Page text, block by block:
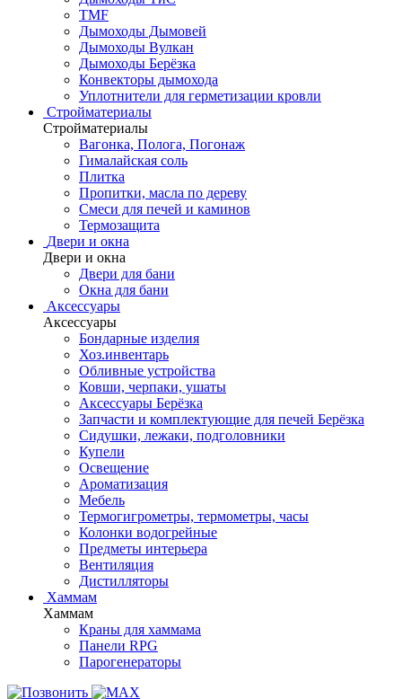
TMF
Дымоходы Дымовей
Дымоходы Вулкан
Дымоходы Берёзка
Конвекторы дымохода
Уплотнители для герметизации кровли
Стройматериалы
Стройматериалы
Вагонка, Полога, Погонаж
Гималайская соль
Плитка
Пропитки, масла по дереву
Смеси для печей и каминов
Термозащита
Двери и окна
Двери и окна
Двери для бани
Окна для бани
Аксессуары
Аксессуары
Бондарные изделия
Хоз.инвентарь
Обливные устройства
Ковши, черпаки, ушаты
Аксессуары Берёзка
Запчасти и комплектующие для печей Берёзка
Сидушки, лежаки, подголовники
Купели
Освещение
Ароматизация
Мебель
Термогигрометры, термометры, часы
Колонки водогрейные
Предметы интерьера
Вентиляция
Дистилляторы
Хаммам
Хаммам
Краны для хаммама
Панели RPG
Парогенераторы